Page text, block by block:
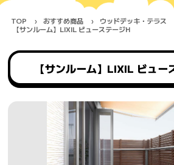
TOP おすすめ商品
ウッドデッキ・テラス
【サンルーム】LIXIL ビューステージH
【サンルーム】LIXIL ビュー